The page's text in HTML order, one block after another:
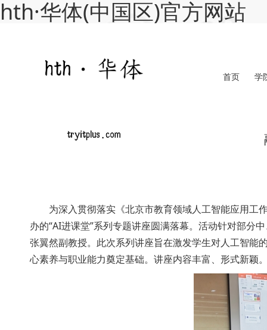
hth·华体(中国区)官方网站
首页 学
为深入贯彻落实《北京市教育领域人工智能应用工作
办的“AI进课堂”系列专题讲座圆满落幕。活动针对部
张翼然副教授。此次系列讲座旨在激发学生对人工智能
心素养与职业能力奠定基础。讲座内容丰富、形式新颖